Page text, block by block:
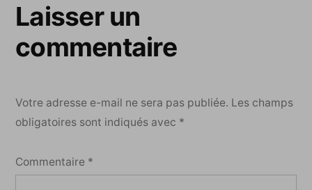
Laisser un
commentaire
Votre adresse e-mail ne sera pas publiée. Les champs
obligatoires sont indiqués avec *
Commentaire *